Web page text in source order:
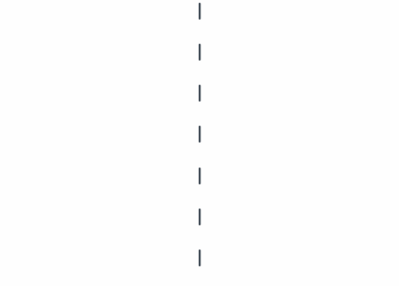
|
|
|
|
|
|
|